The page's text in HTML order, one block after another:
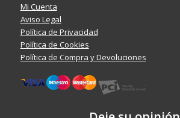
Mi Cuenta
Aviso Legal
Política de Privacidad
Política de Cookies
Política de Compra y Devoluciones